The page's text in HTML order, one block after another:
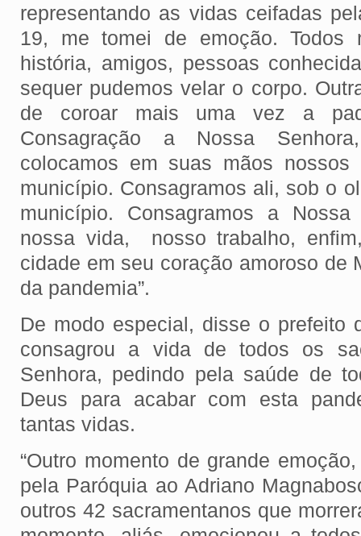
representando as vidas ceifadas
19, me tomei de emoção. Todos
história, amigos, pessoas
sequer pudemos velar o corpo.
de coroar mais uma vez a
Consagração a Nossa
colocamos em suas mãos
município. Consagramos ali, sob o
município. Consagramos a
nossa vida, nosso trabalho,
cidade em seu coração amoroso de
da pandemia”.
De modo especial, disse o prefeito
consagrou a vida de todos os
Senhora, pedindo pela saúde de
Deus para acabar com esta
tantas vidas.
“Outro momento de grande
pela Paróquia ao Adriano
outros 42 sacramentanos que